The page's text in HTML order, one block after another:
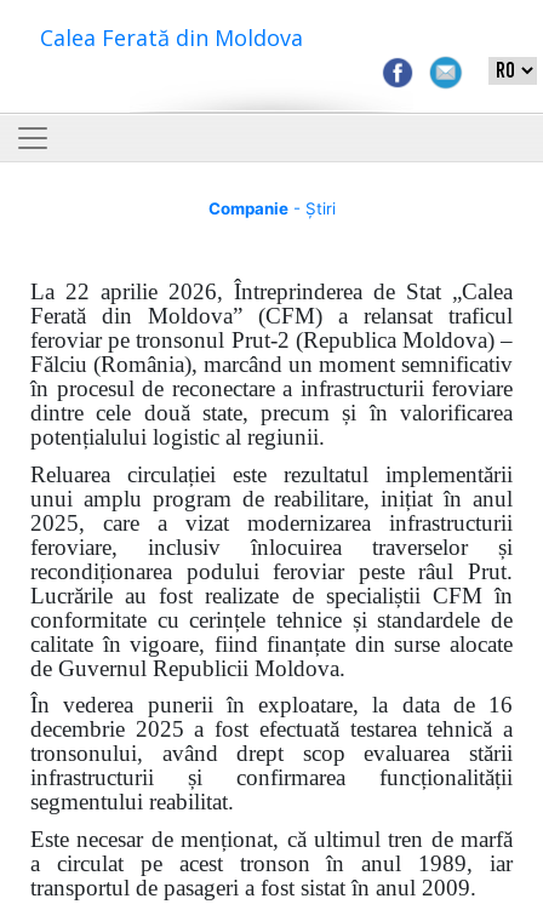
Calea Ferată din Moldova
Companie- Știri
La 22 aprilie 2026, Întreprinderea de Stat „Calea
Ferată din Moldova” (CFM) a relansat traficul
feroviar pe tronsonul Prut-2 (Republica Moldova) –
Fălciu (România), marcând un moment semnificativ
în procesul de reconectare a infrastructurii feroviare
dintre cele două state, precum și în valorificarea
potențialului logistic al regiunii.
Reluarea circulației este rezultatul implementării
unui amplu program de reabilitare, inițiat în anul
2025, care a vizat modernizarea infrastructurii
feroviare, inclusiv înlocuirea traverselor și
recondiționarea podului feroviar peste râul Prut.
Lucrările au fost realizate de specialiștii CFM în
conformitate cu cerințele tehnice și standardele de
calitate în vigoare, fiind finanțate din surse alocate
de Guvernul Republicii Moldova.
În vederea punerii în exploatare, la data de 16
decembrie 2025 a fost efectuată testarea tehnică a
tronsonului, având drept scop evaluarea stării
infrastructurii și confirmarea funcționalității
segmentului reabilitat.
Este necesar de menționat, că ultimul tren de marfă
a circulat pe acest tronson în anul 1989, iar
transportul de pasageri a fost sistat în anul 2009.